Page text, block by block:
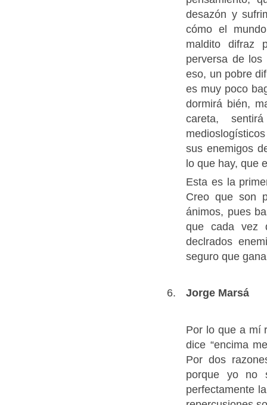
desazón y
cómo el
maldito difraz
perversa de
eso, un pobre
es muy poco
dormirá bién,
careta,
sus enemigos
lo que hay, que
Esta es la
Creo que son
ánimos, pues
que cada vez
declrados
seguro que
Jorge Marsá
Por lo que a mí
dice “encima
Por dos
porque yo no
perfectamente